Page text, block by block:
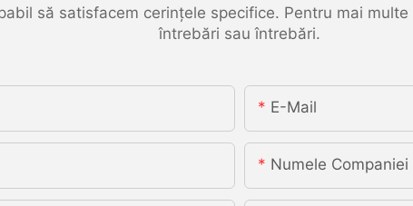
să satisfacem cerințele specifice. Pentru mai
întrebări sau întrebări.
E-Mail
Numele Companiei